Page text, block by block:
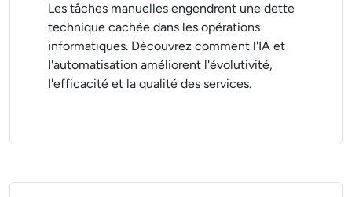
Les tâches manuelles engendrent une dette
technique cachée dans les opérations
informatiques. Découvrez comment l'IA et
l'automatisation améliorent l'évolutivité,
l'efficacité et la qualité des services.